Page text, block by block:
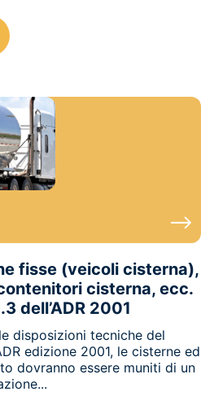
fisse (veicoli cisterna),
cisterna, ecc.
dell’ADR 2001
disposizioni tecniche del
edizione 2001, le cisterne ed
dovranno essere muniti di un